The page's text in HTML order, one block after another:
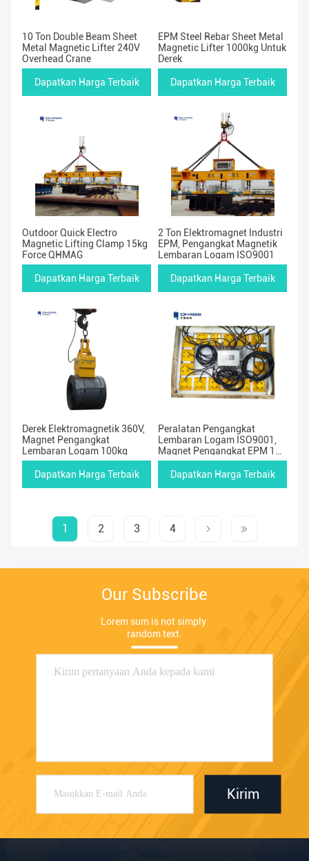
10 Ton Double Beam Sheet
Metal Magnetic Lifter 240V
Overhead Crane
Dapatkan Harga Terbaik
EPM Steel Rebar Sheet Metal
Magnetic Lifter 1000kg Untuk
Derek
Dapatkan Harga Terbaik
Outdoor Quick Electro
Magnetic Lifting Clamp 15kg
Force QHMAG
Dapatkan Harga Terbaik
2 Ton Elektromagnet Industri
EPM, Pengangkat Magnetik
Lembaran Logam ISO9001
Dapatkan Harga Terbaik
Derek Elektromagnetik 360V,
Magnet Pengangkat
Lembaran Logam 100kg
Dapatkan Harga Terbaik
Peralatan Pengangkat
Lembaran Logam ISO9001,
Magnet Pengangkat EPM 1
Ton
Dapatkan Harga Terbaik
1 2 3 4
Our Subscribe
Lorem sum is not simply
random text.
Kirim